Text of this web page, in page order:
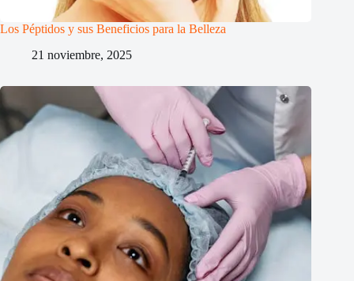
Los Péptidos y sus Beneficios para la Belleza
21 noviembre, 2025